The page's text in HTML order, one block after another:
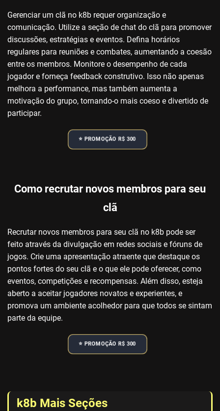
Gerenciar um clã no k8b requer organização e
comunicação. Utilize a seção de chat do clã para promover
discussões, estratégias e eventos. Defina horários
regulares para reuniões e combates, aumentando a coesão
entre os membros. Monitore o desempenho de cada
jogador e forneça feedback construtivo. Isso não apenas
melhora a performance, mas também aumenta a
motivação do grupo, tornando-o mais coeso e divertido de
participar.
⭐️ PROMOÇÃO R$ 300
Como recrutar novos membros para seu
clã
Recrutar novos membros para seu clã no k8b pode ser
feito através da divulgação em redes sociais e fóruns de
jogos. Crie uma apresentação atraente que destaque os
pontos fortes do seu clã e o que ele pode oferecer, como
eventos, competições e recompensas. Além disso, esteja
aberto a aceitar jogadores novatos e experientes, e
promova um ambiente acolhedor para que todos se sintam
parte da equipe.
⭐️ PROMOÇÃO R$ 300
k8b Mais Seções